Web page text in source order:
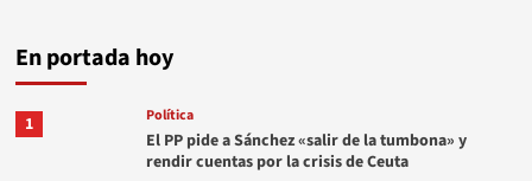
En portada hoy
1 Política
El PP pide a Sánchez «salir de la tumbona» y
rendir cuentas por la crisis de Ceuta